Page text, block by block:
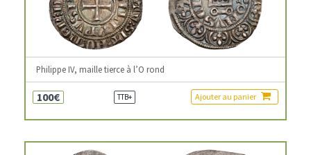
Philippe IV, maille tierce à l’O rond
100€ TTB+ Ajouter au panier